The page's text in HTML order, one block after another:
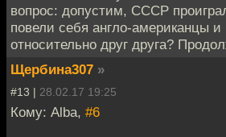
вопрос: допустим, СССР
повели себя англо-американцы
относительно друг друга?
Щербина307 »
#13 | 28.02.17 19:25
Кому: Alba, #6